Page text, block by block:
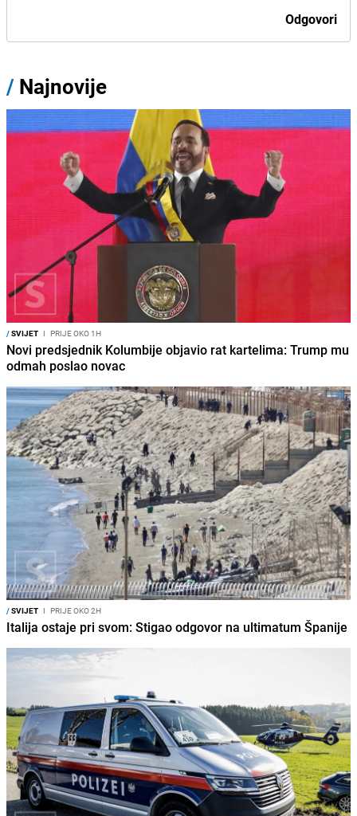
Odgovori
/ Najnovije
/SVIJET I PRIJE OKO 1H
Novi predsjednik Kolumbije objavio rat kartelima: Trump mu
odmah poslao novac
/SVIJET I PRIJE OKO 2H
Italija ostaje pri svom: Stigao odgovor na ultimatum Španije